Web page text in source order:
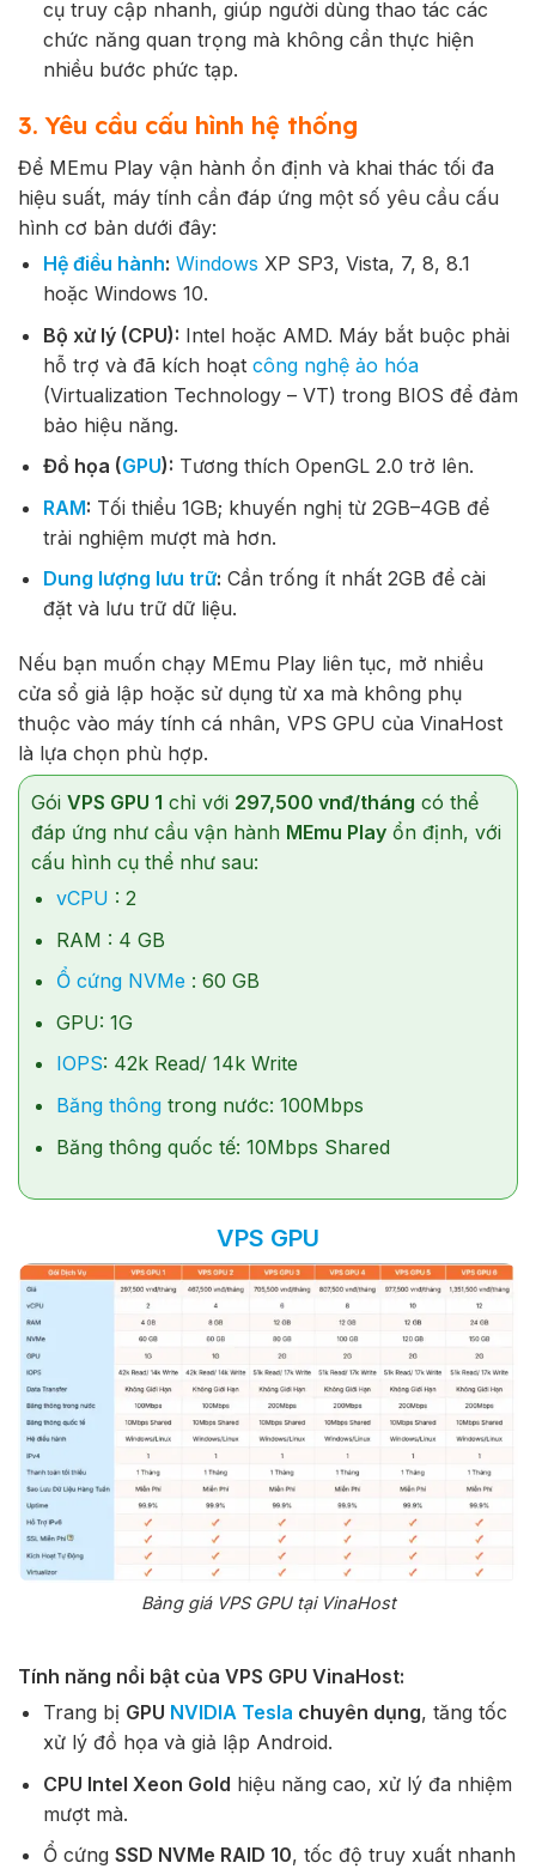
cụ truy cập nhanh, giúp người dùng thao tác các
chức năng quan trọng mà không cần thực hiện
nhiều bước phức tạp.
3. Yêu cầu cấu hình hệ thống
Để MEmu Play vận hành ổn định và khai thác tối đa
hiệu suất, máy tính cần đáp ứng một số yêu cầu cấu
hình cơ bản dưới đây:
Hệ điều hành: Windows XP SP3, Vista, 7, 8, 8.1
hoặc Windows 10.
Bộ xử lý (CPU): Intel hoặc AMD. Máy bắt buộc phải
hỗ trợ và đã kích hoạt công nghệ ảo hóa
(Virtualization Technology – VT) trong BIOS để đảm
bảo hiệu năng.
Đồ họa (GPU): Tương thích OpenGL 2.0 trở lên.
RAM: Tối thiểu 1GB; khuyến nghị từ 2GB–4GB để
trải nghiệm mượt mà hơn.
Dung lượng lưu trữ: Cần trống ít nhất 2GB để cài
đặt và lưu trữ dữ liệu.
Nếu bạn muốn chạy MEmu Play liên tục, mở nhiều
cửa sổ giả lập hoặc sử dụng từ xa mà không phụ
thuộc vào máy tính cá nhân, VPS GPU của VinaHost
là lựa chọn phù hợp.
Gói VPS GPU 1 chỉ với 297,500 vnđ/tháng có thể
đáp ứng như cầu vận hành MEmu Play ổn định, với
cấu hình cụ thể như sau:
vCPU : 2
RAM : 4 GB
Ổ cứng NVMe : 60 GB
GPU: 1G
IOPS: 42k Read/ 14k Write
Băng thôngtrong nước: 100Mbps
Băng thông quốc tế: 10Mbps Shared
VPS GPU
Bảng giá VPS GPU tại VinaHost
Tính năng nổi bật của VPS GPU VinaHost:
Trang bị GPU NVIDIA Tesla chuyên dụng, tăng tốc
xử lý đồ họa và giả lập Android.
CPU Intel Xeon Gold hiệu năng cao, xử lý đa nhiệm
mượt mà.
Ổ cứng SSD NVMe RAID 10, tốc độ truy xuất nhanh